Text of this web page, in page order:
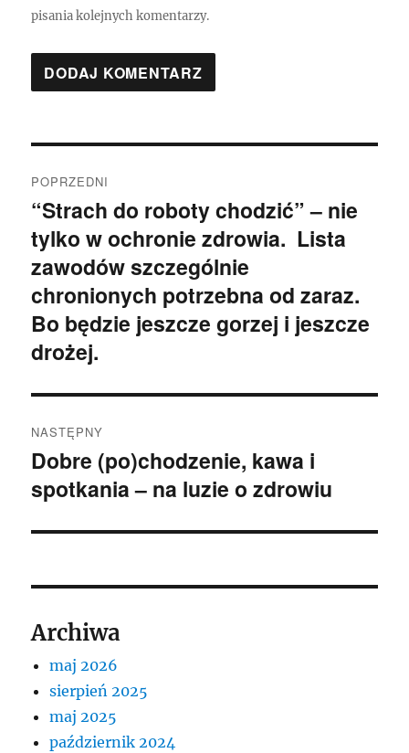
pisania kolejnych komentarzy.
wpisu
POPRZEDNI
Poprzedni
wpis:
“Strach do roboty chodzić” – nie
tylko w ochronie zdrowia. Lista
zawodów szczególnie
chronionych potrzebna od zaraz.
Bo będzie jeszcze gorzej i jeszcze
drożej.
NASTĘPNY
Następny
wpis:
Dobre (po)chodzenie, kawa i
spotkania – na luzie o zdrowiu
Archiwa
maj 2026
sierpień 2025
maj 2025
październik 2024